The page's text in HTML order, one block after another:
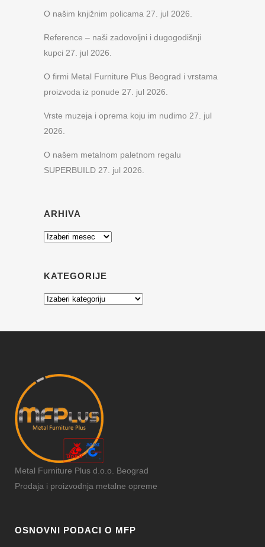
O našim knjižnim policama 27. jul 2026.
Reference – naši zadovoljni i dugogodišnji
kupci 27. jul 2026.
O firmi Metal Furniture Plus Beograd i vrstama
proizvoda iz ponude 27. jul 2026.
Vrste muzeja i oprema koju im nudimo 27. jul
2026.
O našem metalnom paletnom regalu
SUPERBUILD 27. jul 2026.
ARHIVA
Arhiva
KATEGORIJE
Kategorije
Metal Furniture Plus d.o.o. Beograd
Prodaja i proizvodnja metalne opreme
OSNOVNI PODACI O MFP